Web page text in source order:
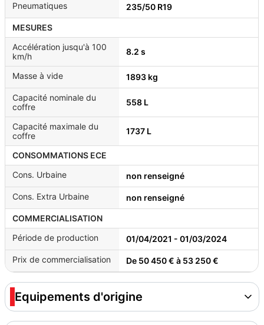
Pneumatiques 235/50 R19
MESURES
Accélération jusqu'à 100
km/h
8.2 s
Masse à vide 1893 kg
Capacité nominale du
coffre
558 L
Capacité maximale du
coffre
1737 L
CONSOMMATIONS ECE
Cons. Urbaine
non renseigné
Cons. Extra Urbaine non renseigné
COMMERCIALISATION
Période de production
01/04/2021 - 01/03/2024
Prix de commercialisation De 50 450 € à 53 250 €
Equipements d'origine